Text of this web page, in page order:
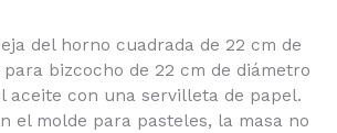
del horno cuadrada de 22 cm
para bizcocho de 22 cm de
con el aceite con una servilleta